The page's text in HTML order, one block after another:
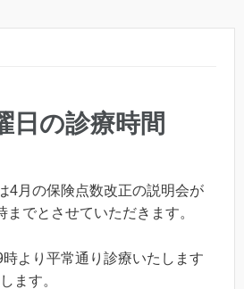
日の診療時間
4月の保険点数改正の説明会が
でとさせていただきます。
より平常通り診療いたします
ます。